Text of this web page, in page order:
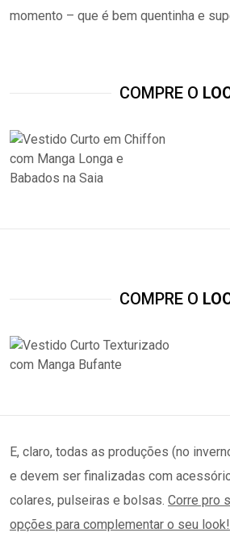
momento – que é bem quentinha e
COMPRE O
COMPRE O
E, claro, todas as produções (no
e devem ser finalizadas com
colares, pulseiras e bolsas. Corre pro
opções para complementar o seu look!